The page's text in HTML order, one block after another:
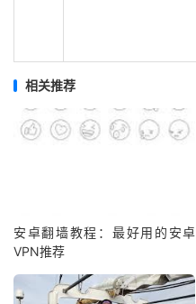
相关推荐
安卓翻墙教程：最好用的安卓
VPN推荐